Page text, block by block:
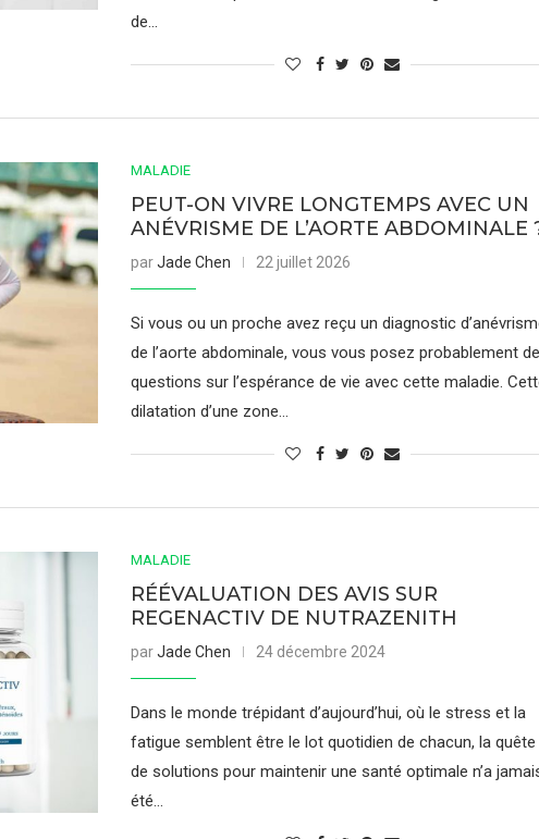
de…
MALADIE
PEUT-ON VIVRE LONGTEMPS AVEC UN
ANÉVRISME DE L’AORTE ABDOMINALE
parJade Chen 22 juillet 2026
Si vous ou un proche avez reçu un diagnostic
de l’aorte abdominale, vous vous posez probablement
questions sur l’espérance de vie avec cette maladie.
dilatation d’une zone…
MALADIE
RÉÉVALUATION DES AVIS SUR
REGENACTIV DE NUTRAZENITH
parJade Chen 24 décembre 2024
Dans le monde trépidant d’aujourd’hui, où le stress et la
fatigue semblent être le lot quotidien de chacun, la quête
de solutions pour maintenir une santé optimale n’a
été…